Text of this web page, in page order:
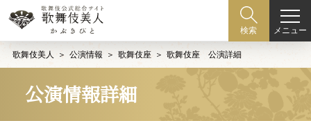
検索 メニュー
歌舞伎美人 公演情報 歌舞伎座 歌舞伎座 公演詳細
公演情報詳細